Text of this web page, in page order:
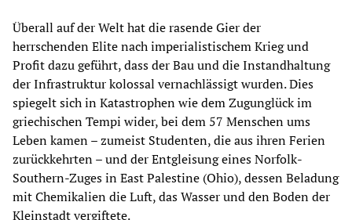
Überall auf der Welt hat die rasende Gier der
herrschenden Elite nach imperialistischem Krieg und
Profit dazu geführt, dass der Bau und die Instandhaltung
der Infrastruktur kolossal vernachlässigt wurden. Dies
spiegelt sich in Katastrophen wie dem Zugunglück im
griechischen Tempi wider, bei dem 57 Menschen ums
Leben kamen – zumeist Studenten, die aus ihren Ferien
zurückkehrten – und der Entgleisung eines Norfolk-
Southern-Zuges in East Palestine (Ohio), dessen Beladung
mit Chemikalien die Luft, das Wasser und den Boden der
Kleinstadt vergiftete.